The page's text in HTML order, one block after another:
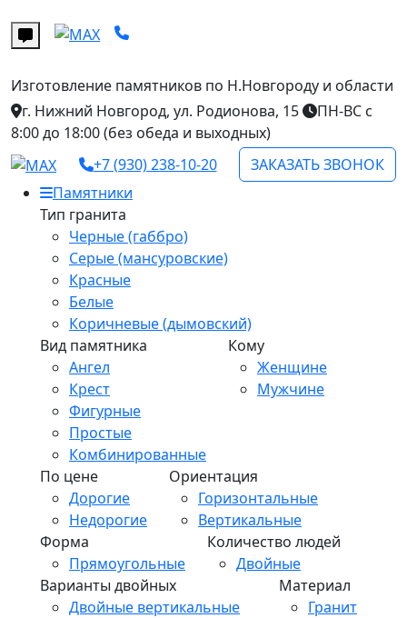
Изготовление памятников по Н.Новгороду и области
г. Нижний Новгород, ул. Родионова, 15
ПН-ВС с
8:00 до 18:00 (без обеда и выходных)
+7 (930) 238-10-20
ЗАКАЗАТЬ ЗВОНОК
Памятники
Тип гранита
Черные (габбро)
Серые (мансуровские)
Красные
Белые
Коричневые (дымовский)
Вид памятника
Ангел
Крест
Фигурные
Простые
Комбинированные
Кому
Женщине
Мужчине
По цене
Дорогие
Недорогие
Ориентация
Горизонтальные
Вертикальные
Форма
Прямоугольные
Количество людей
Двойные
Варианты двойных
Двойные вертикальные
Материал
Гранит